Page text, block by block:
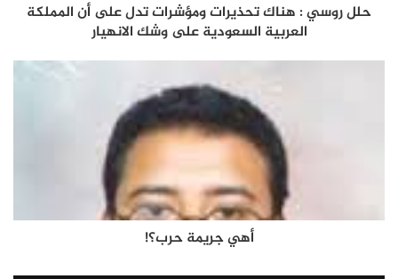
حلل روسي : هناك تحذيرات ومؤشرات تدل على أن المملكة
العربية السعودية على وشك الانهيار
أهي جريمة حرب؟!